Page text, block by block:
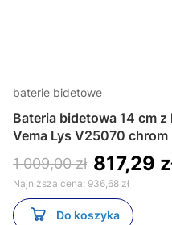
baterie bidetowe
Bateria bidetowa 14 cm
Vema Lys V25070 chrom
1 009,00 zł 817,29
Najniższa cena: 936,68 zł
Do koszyka